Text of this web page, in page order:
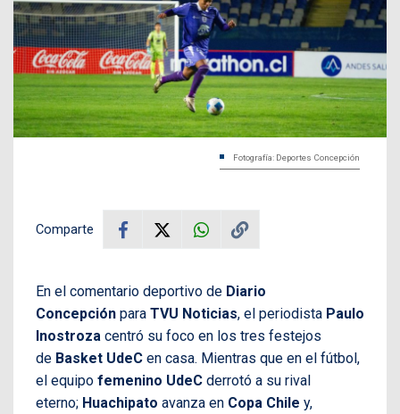
Fotografía: Deportes Concepción
Comparte
En el comentario deportivo de Diario
Concepción para TVU Noticias, el periodista Paulo
Inostroza centró su foco en los tres festejos
de Basket UdeC en casa. Mientras que en el fútbol,
el equipo femenino UdeC derrotó a su rival
eterno; Huachipato avanza en Copa Chile y,